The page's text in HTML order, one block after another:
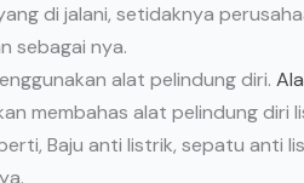
di jalani, setidaknya
sebagai nya.
alat pelindung diri.
membahas alat pelindung diri
Baju anti listrik, sepatu anti